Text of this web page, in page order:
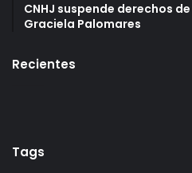
CNHJ suspende derechos
Graciela Palomares
Recientes
Tags